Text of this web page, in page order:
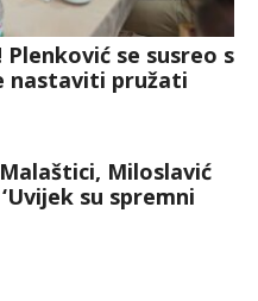
Plenković se susreo s
nastaviti pružati
Miloslavić
su spremni